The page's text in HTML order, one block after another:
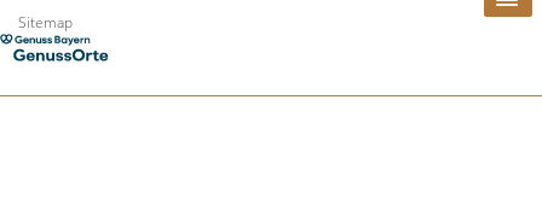
Zum
Inhalt
Sitemap